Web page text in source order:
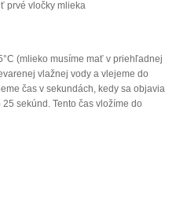
prvé vločky mlieka
(mlieko musíme mať v priehľadnej
vlažnej vody a vlejeme do
čas v sekundách, kedy sa objavia
sekúnd. Tento čas vložíme do